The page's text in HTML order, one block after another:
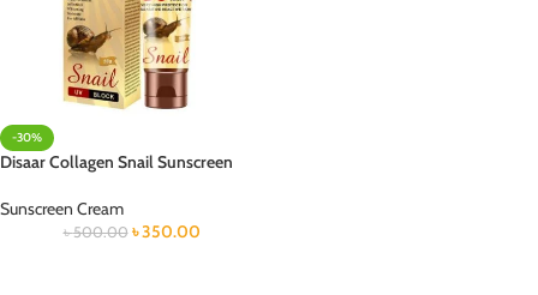
-30%
Disaar Collagen Snail Sunscreen
Sunscreen Cream
৳500.00 ৳350.00